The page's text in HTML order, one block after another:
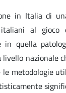
in Italia di
al gioco
in quella
livello nazionale
le metodologie